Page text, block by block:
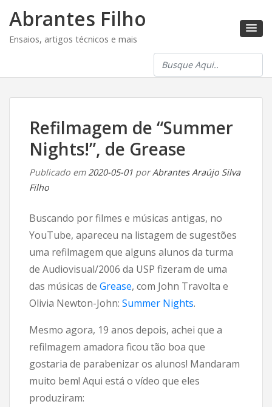
Abrantes Filho
Ensaios, artigos técnicos e mais
Refilmagem de “Summer
Nights!”, de Grease
Publicado em2020-05-01 porAbrantes Araújo Silva
Filho
Buscando por filmes e músicas antigas, no
YouTube, apareceu na listagem de sugestões
uma refilmagem que alguns alunos da turma
de Audiovisual/2006 da USP fizeram de uma
das músicas de Grease, com John Travolta e
Olivia Newton-John: Summer Nights.
Mesmo agora, 19 anos depois, achei que a
refilmagem amadora ficou tão boa que
gostaria de parabenizar os alunos! Mandaram
muito bem! Aqui está o vídeo que eles
produziram: